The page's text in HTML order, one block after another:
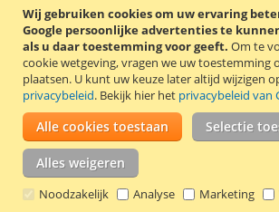
Wij gebruiken cookies om uw ervaring
Google persoonlijke advertenties te
als u daar toestemming voor geeft. Om te
cookie wetgeving, vragen we uw toestemming
plaatsen. U kunt uw keuze later altijd wijzigen
privacybeleid. Bekijk hier het privacybeleid van
Alle cookies toestaan Selectie
Alles weigeren
Noodzakelijk Analyse Marketing
VOEG
TOE
AAN
VERLANGLIJST
TOEVOEGEN
OM
TE
VERGELIJKEN
Stijlvolle Book Case voor
Kleur: zwart.Lees verder
iPhone 6/6S hoesje aqua
€ 7,95
Incl. 21% BTW
In Winkelwagen